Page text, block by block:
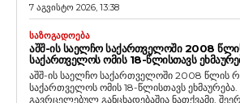
7 აგვისტო 2026, 13:38
ᲡᲐᲖᲝᲒᲐᲓᲝᲔᲑᲐ
ᲐᲨᲨ-ᲘᲡ ᲡᲐᲔᲚᲩᲝ ᲡᲐᲥᲐᲠᲗᲕᲔᲚᲝᲨᲘ 2008
ᲡᲐᲥᲐᲠᲗᲕᲔᲚᲝᲡ ᲝᲛᲘᲡ 18-ᲬᲚᲘᲡᲗᲐᲕᲡ
აშშ-ის საელჩო საქართველოში 2008 წლის
საქართველოს ომის 18-წლისთავს ეხმაურება. როგორც მათ მიერ
გავრცელებულ განცხადებაშია ნათქვამი,